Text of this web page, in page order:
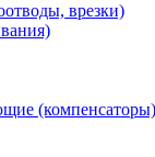
врезки)
(компенсаторы)